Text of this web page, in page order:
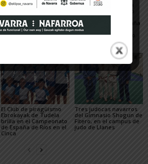
César Monasterio será
Tudelano: «Queremos
un equipo que ilusione y
vaya a por los partidos»
El SDR Arenas supera
con éxito el gran reto
organizativo del
Campeonato de España
de Triatlón de Edad
Escolar y del XXV Reto
El Club de piragüismo
Ebrokayak de Tudela
brilla en el Campeonato
de España de Ríos en el
Cinca
Tres judocas navarros
del Gimnasio Shogun de
Fitero, en el campus de
judo de Llanes